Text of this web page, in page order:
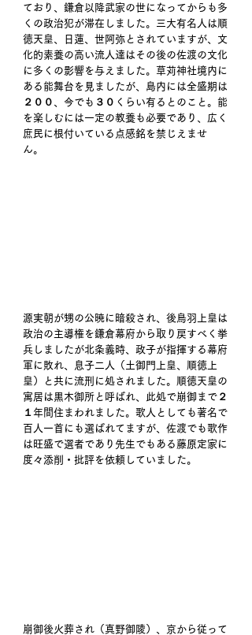
ており、鎌倉以降武家の世になってからも多
くの政治犯が滞在しました。三大有名人は順
徳天皇、日蓮、世阿弥とされていますが、文
化的素養の高い流人達はその後の佐渡の文化
に多くの影響を与えました。草苅神社境内に
ある能舞台を見ましたが、島内には全盛期は
２００、今でも３０くらい有るとのこと。能
を楽しむには一定の教養も必要であり、広く
庶民に根付いている点感銘を禁じえませ
ん。
源実朝が甥の公暁に暗殺され、後鳥羽上皇は
政治の主導権を鎌倉幕府から取り戻すべく挙
兵しましたが北条義時、政子が指揮する幕府
軍に敗れ、息子二人（土御門上皇、順徳上
皇）と共に流刑に処されました。順徳天皇の
寓居は黒木御所と呼ばれ、此処で崩御まで２
１年間住まわれました。歌人としても著名で
百人一首にも選ばれてますが、佐渡でも歌作
は旺盛で選者であり先生でもある藤原定家に
度々添削・批評を依頼していました。
崩御後火葬され（真野御陵）、京から従って